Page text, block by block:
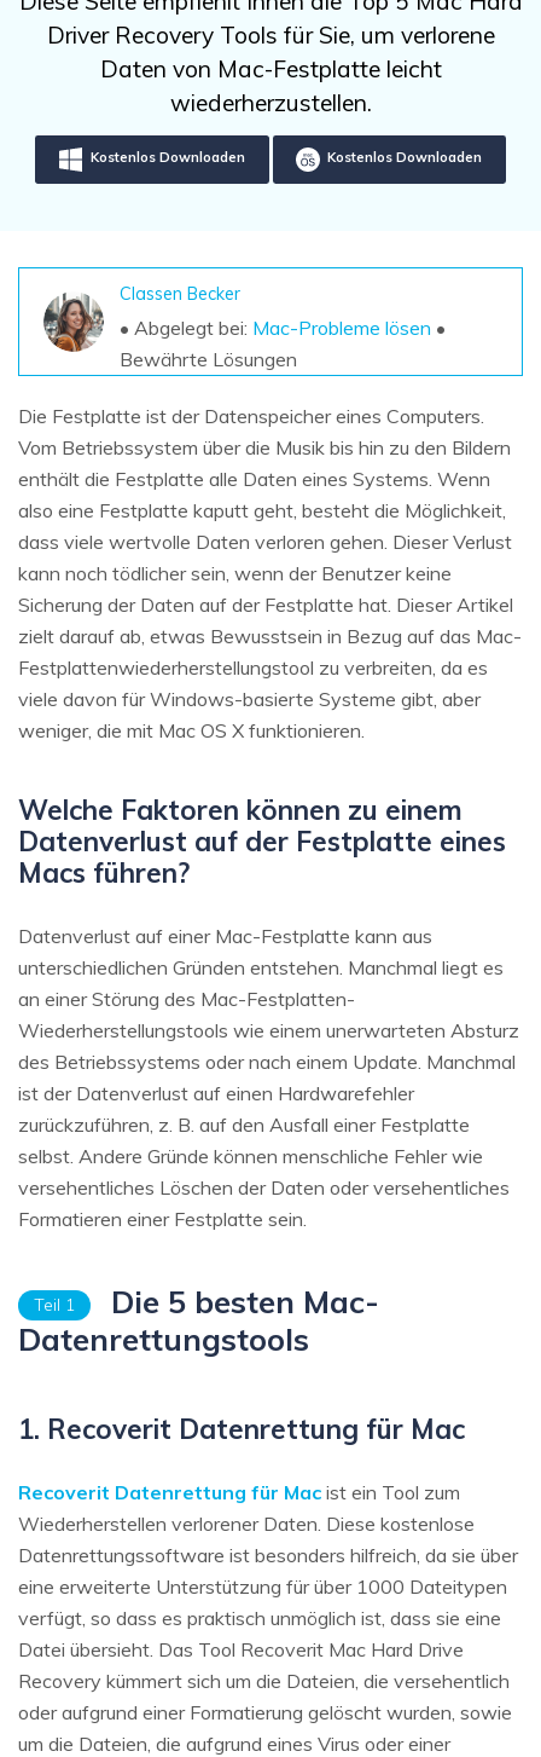
Unbegrenzte Daten vom Mac-System
wiederherstellen
Kostenlos Testen
Weitere Produkte
UBackit - Datensicherung
Datenverlust-Szenarien
ALLE FUNKTIONEN ENTDECKEN
Sign In
Driver Recovery Tools für Sie, um verlorene
Daten von Mac-Festplatte leicht
wiederherzustellen.
Kostenlos Downloaden Kostenlos Downloaden
Classen Becker
• Abgelegt bei: Mac-Probleme lösen •
Bewährte Lösungen
Die Festplatte ist der Datenspeicher eines Computers.
Vom Betriebssystem über die Musik bis hin zu den Bildern
enthält die Festplatte alle Daten eines Systems. Wenn
also eine Festplatte kaputt geht, besteht die Möglichkeit,
dass viele wertvolle Daten verloren gehen. Dieser Verlust
kann noch tödlicher sein, wenn der Benutzer keine
Sicherung der Daten auf der Festplatte hat. Dieser Artikel
zielt darauf ab, etwas Bewusstsein in Bezug auf das Mac-
Festplattenwiederherstellungstool zu verbreiten, da es
viele davon für Windows-basierte Systeme gibt, aber
weniger, die mit Mac OS X funktionieren.
Welche Faktoren können zu einem
Datenverlust auf der Festplatte eines
Macs führen?
Datenverlust auf einer Mac-Festplatte kann aus
unterschiedlichen Gründen entstehen. Manchmal liegt es
an einer Störung des Mac-Festplatten-
Wiederherstellungstools wie einem unerwarteten Absturz
des Betriebssystems oder nach einem Update. Manchmal
ist der Datenverlust auf einen Hardwarefehler
zurückzuführen, z. B. auf den Ausfall einer Festplatte
selbst. Andere Gründe können menschliche Fehler wie
versehentliches Löschen der Daten oder versehentliches
Formatieren einer Festplatte sein.
Teil 1
Die 5 besten Mac-
Datenrettungstools
1. Recoverit Datenrettung für Mac
Recoverit Datenrettung für Mac ist ein Tool zum
Wiederherstellen verlorener Daten. Diese kostenlose
Datenrettungssoftware ist besonders hilfreich, da sie über
eine erweiterte Unterstützung für über 1000 Dateitypen
verfügt, so dass es praktisch unmöglich ist, dass sie eine
Datei übersieht. Das Tool Recoverit Mac Hard Drive
Recovery kümmert sich um die Dateien, die versehentlich
oder aufgrund einer Formatierung gelöscht wurden, sowie
um die Dateien, die aufgrund eines Virus oder einer